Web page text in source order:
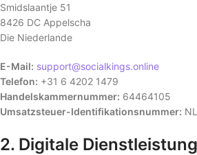
Smidslaantje 51
8426 DC Appelscha
Die Niederlande
E-Mail: support@socialkings.online
Telefon: +31 6 4202 1479
Handelskammernummer: 64464105
Umsatzsteuer-Identifikationsnummer:
2. Digitale